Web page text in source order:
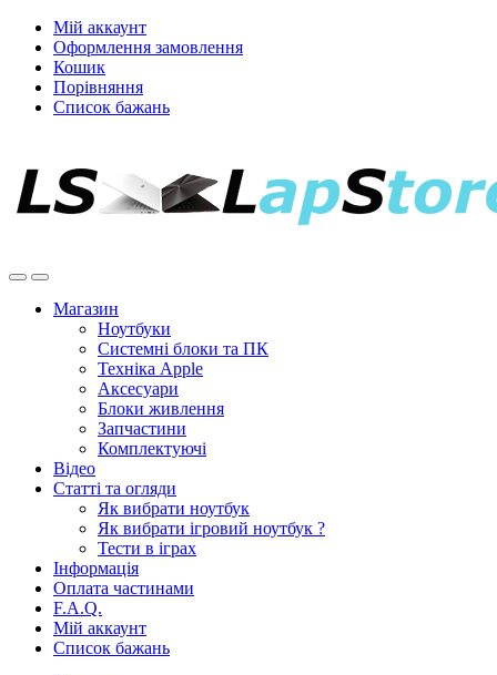
Мій аккаунт
Оформлення замовлення
Кошик
Порівняння
Список бажань
Магазин
Ноутбуки
Системні блоки та ПК
Техніка Apple
Аксесуари
Блоки живлення
Запчастини
Комплектуючі
Відео
Статті та огляди
Як вибрати ноутбук
Як вибрати ігровий ноутбук ?
Тести в іграх
Інформація
Оплата частинами
F.A.Q.
Мій аккаунт
Список бажань